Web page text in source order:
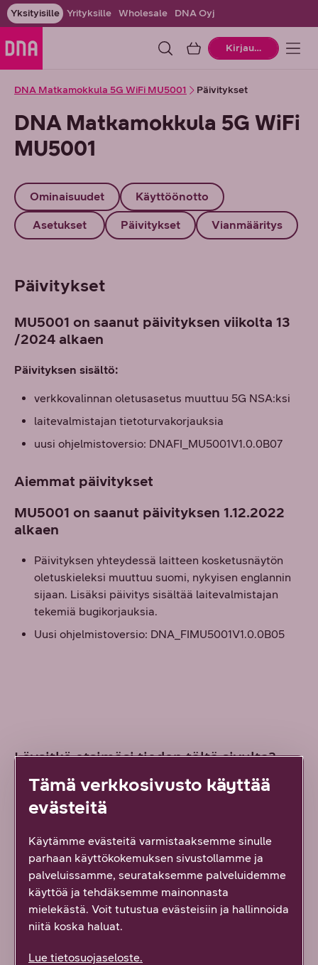
Yksityisille Yrityksille Wholesale DNA Oyj
OstoskoriKirjaudu
DNA Matkamokkula 5G WiFi MU5001 Päivitykset
DNA Matkamokkula 5G WiFi
MU5001
Ominaisuudet Käyttöönotto
Asetukset Päivitykset Vianmääritys
Päivitykset
MU5001 on saanut päivityksen viikolta 13
/2024 alkaen
Päivityksen sisältö:
verkkovalinnan oletusasetus muuttuu 5G NSA:ksi
laitevalmistajan tietoturvakorjauksia
uusi ohjelmistoversio: DNAFI_MU5001V1.0.0B07
Aiemmat päivitykset
MU5001 on saanut päivityksen 1.12.2022
alkaen
Päivityksen yhteydessä laitteen kosketusnäytön
oletuskieleksi muuttuu suomi, nykyisen englannin
sijaan. Lisäksi päivitys sisältää laitevalmistajan
tekemiä bugikorjauksia.
Uusi ohjelmistoversio: DNA_FIMU5001V1.0.0B05
Löysitkö etsimäsi tiedon tältä sivulta?
Palautteesi on tärkeää!
vastausta
Osittain
En lainkaan
Tämä verkkosivusto käyttää
evästeitä
Käytämme evästeitä varmistaaksemme sinulle
parhaan käyttökokemuksen sivustollamme ja
palveluissamme, seurataksemme palveluidemme
käyttöä ja tehdäksemme mainonnasta
mielekästä. Voit tutustua evästeisiin ja hallinnoida
niitä koska haluat.
Lue tietosuojaseloste.